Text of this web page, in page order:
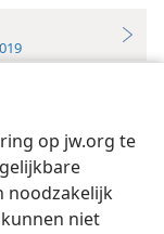
op jw.org te
noodzakelijk
niet